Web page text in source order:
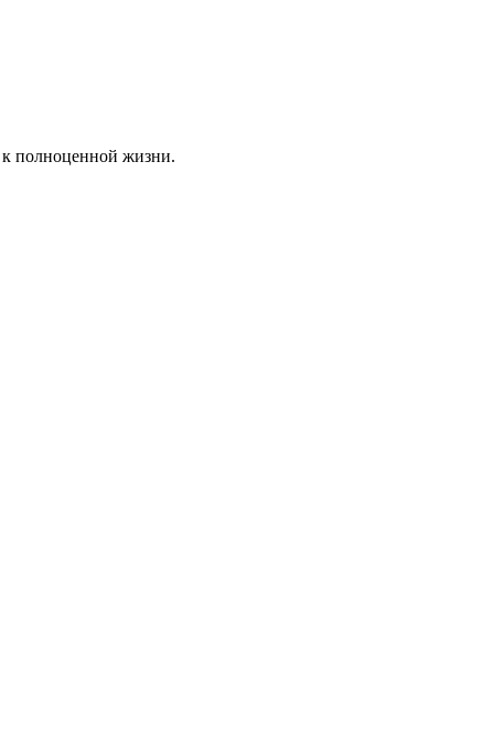
к полноценной жизни.